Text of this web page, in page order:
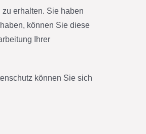
erhalten. Sie haben
können Sie diese
Ihrer
können Sie sich